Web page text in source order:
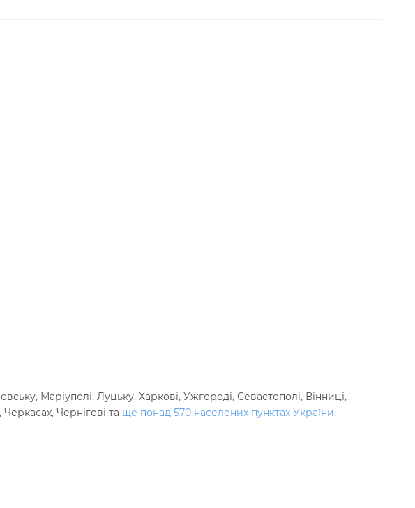
Маріуполі, Луцьку, Харкові, Ужгороді, Севастополі, Вінниці,
Чернігові та ще понад 570 населених пунктах України.